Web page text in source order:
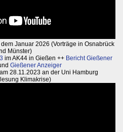
Januar 2026 (Vorträge in Osnabrück
Münster)
im AK44 in Gießen ++ Bericht Gießener
Gießener Anzeiger
28.11.2023 an der Uni Hamburg
Klimakrise)